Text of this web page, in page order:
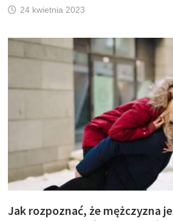
24 kwietnia 2023
Jak rozpoznać, że mężczyzna